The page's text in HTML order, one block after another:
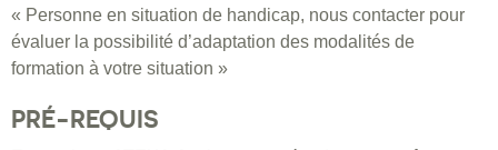
« Personne en situation de handicap, nous contacter pour
évaluer la possibilité d’adaptation des modalités de
formation à votre situation »
PRÉ-REQUIS